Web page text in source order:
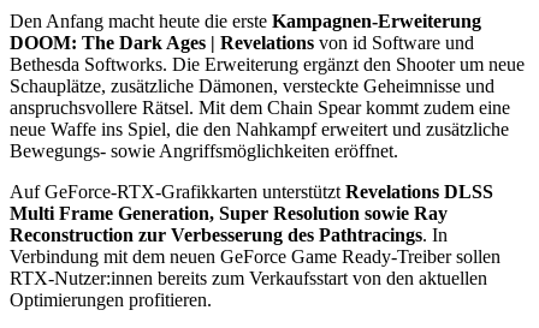
Den Anfang macht heute die erste Kampagnen-Erweiterung
DOOM: The Dark Ages | Revelations von id Software und
Bethesda Softworks. Die Erweiterung ergänzt den Shooter um neue
Schauplätze, zusätzliche Dämonen, versteckte Geheimnisse und
anspruchsvollere Rätsel. Mit dem Chain Spear kommt zudem eine
neue Waffe ins Spiel, die den Nahkampf erweitert und zusätzliche
Bewegungs- sowie Angriffsmöglichkeiten eröffnet.
Auf GeForce-RTX-Grafikkarten unterstützt Revelations DLSS
Multi Frame Generation, Super Resolution sowie Ray
Reconstruction zur Verbesserung des Pathtracings. In
Verbindung mit dem neuen GeForce Game Ready-Treiber sollen
RTX-Nutzer:innen bereits zum Verkaufsstart von den aktuellen
Optimierungen profitieren.